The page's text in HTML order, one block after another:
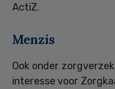
ActiZ.
Menzis
Ook onder
interesse voor